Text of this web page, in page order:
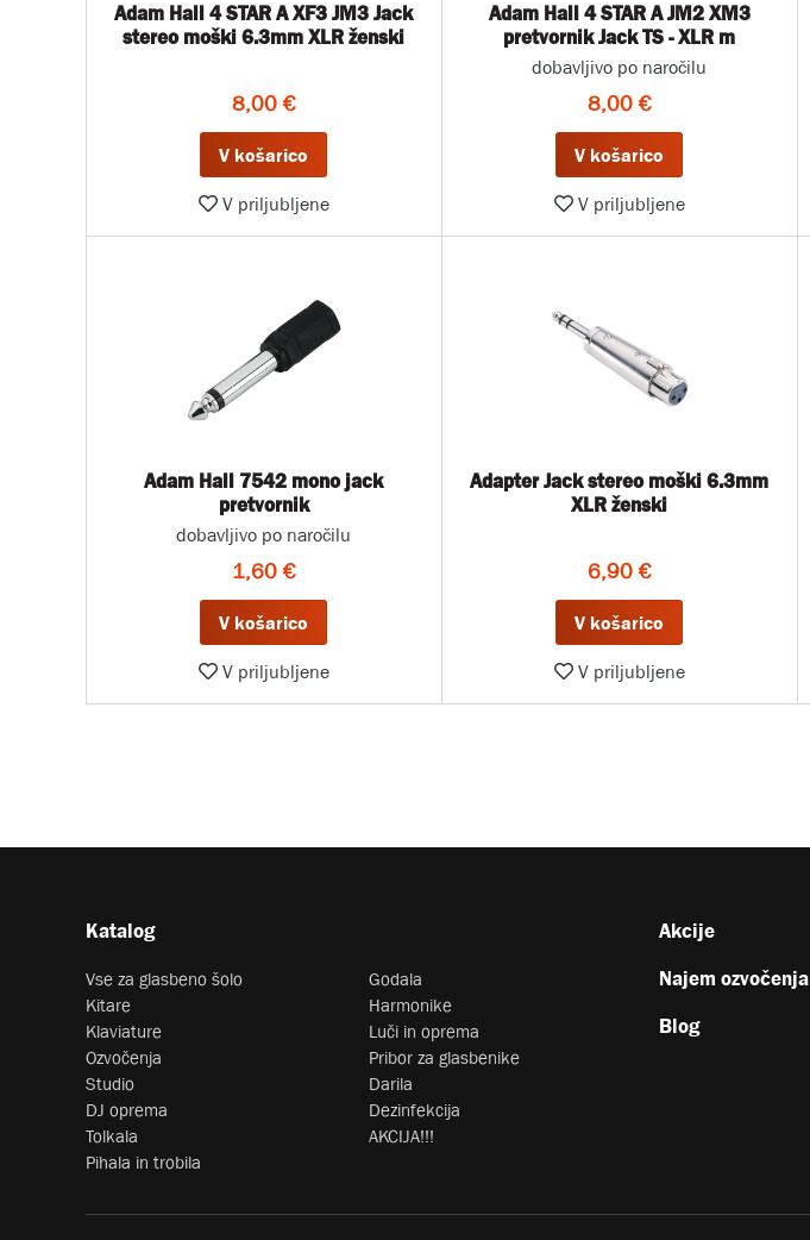
Adam Hall 4 STAR A XF3 JM3 Jack
stereo moški 6.3mm XLR ženski
8,00 €
V košarico
V priljubljene
Adam Hall 4 STAR A JM2 XM3
pretvornik Jack TS - XLR m
dobavljivo po naročilu
8,00 €
V košarico
V priljubljene
Adam Hall 7542 mono jack
pretvornik
dobavljivo po naročilu
1,60 €
V košarico
V priljubljene
Adapter Jack stereo moški 6.3mm
XLR ženski
6,90 €
V košarico
V priljubljene
Katalog
Vse za glasbeno šolo
Kitare
Klaviature
Ozvočenja
Studio
DJ oprema
Tolkala
Pihala in trobila
Godala
Harmonike
Luči in oprema
Pribor za glasbenike
Darila
Dezinfekcija
AKCIJA!!!
Akcije
Najem ozvočenja
Blog